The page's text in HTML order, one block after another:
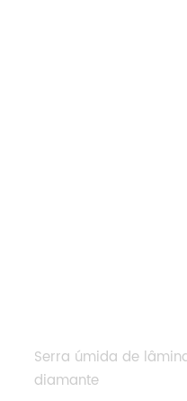
Serra úmida de
diamante